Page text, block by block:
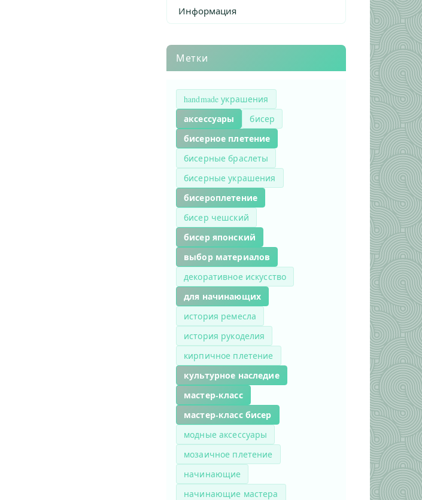
Информация
Метки
handmade украшения
аксессуары бисер
бисерное плетение
бисерные браслеты
бисерные украшения
бисероплетение
бисер чешский
бисер японский
выбор материалов
декоративное искусство
для начинающих
история ремесла
история рукоделия
кирпичное плетение
культурное наследие
мастер-класс
мастер-класс бисер
модные аксессуары
мозаичное плетение
начинающие
начинающие мастера